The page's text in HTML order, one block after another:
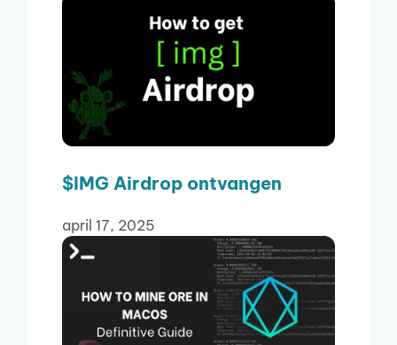
$IMG Airdrop ontvangen
april 17, 2025